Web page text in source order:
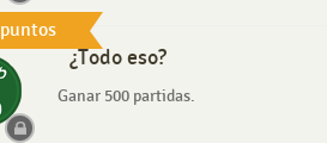
puntos
¿Todo eso?
Ganar 500 partidas.